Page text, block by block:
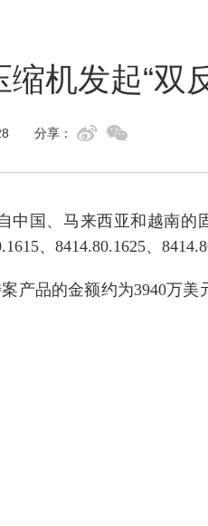
机发起“双
分享：
中国、马来西亚和越南的
、 8414.80.1625、
产品的金额约为3940万美